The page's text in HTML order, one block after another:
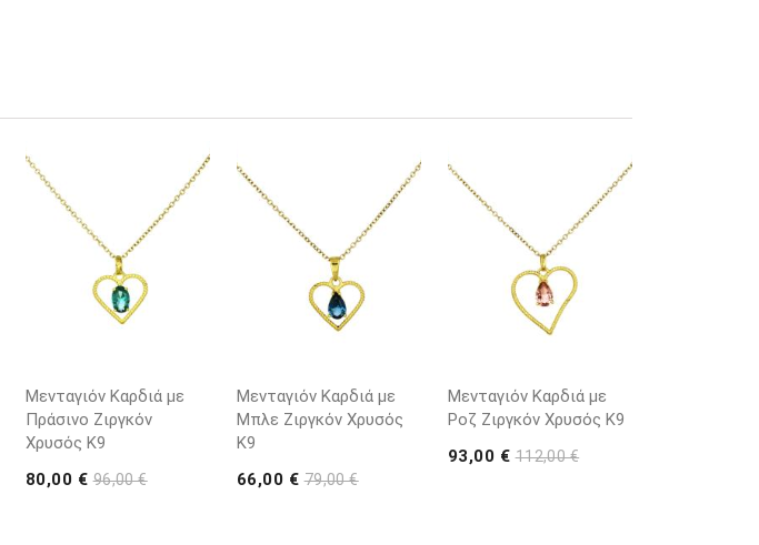
Μενταγιόν Καρδιά με
Πράσινο Ζιργκόν
Χρυσός K9
80,00 €96,00 €
Μενταγιόν Καρδιά με
Μπλε Ζιργκόν Χρυσός
K9
66,00 €79,00 €
Μενταγιόν Καρδιά με
Ροζ Ζιργκόν Χρυσός K9
93,00 €112,00 €